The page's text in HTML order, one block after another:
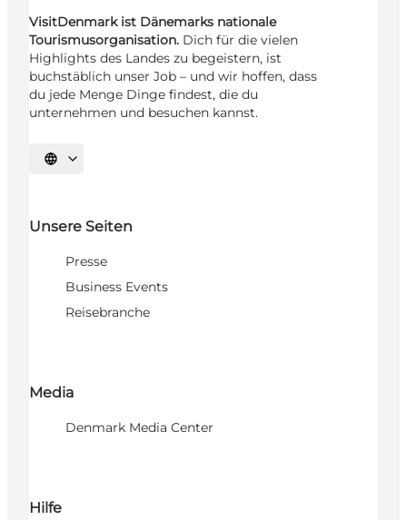
VisitDenmark ist Dänemarks nationale
Tourismusorganisation. Dich für die vielen
Highlights des Landes zu begeistern, ist
buchstäblich unser Job – und wir hoffen, dass
du jede Menge Dinge findest, die du
unternehmen und besuchen kannst.
Sprache auswählen
Unsere Seiten
Presse
Business Events
Reisebranche
Media
Denmark Media Center
Hilfe